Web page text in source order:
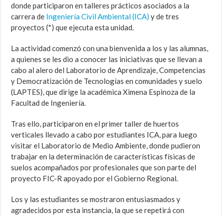
donde participaron en talleres prácticos asociados a la
carrera de Ingeniería Civil Ambiental (ICA) y de tres
proyectos (*) que ejecuta esta unidad.
La actividad comenzó con una bienvenida a los y las alumnas,
a quienes se les dio a conocer las iniciativas que se llevan a
cabo al alero del Laboratorio de Aprendizaje, Competencias
y Democratización de Tecnologías en comunidades y suelo
(LAPTES), que dirige la académica Ximena Espinoza de la
Facultad de Ingeniería.
Tras ello, participaron en el primer taller de huertos
verticales llevado a cabo por estudiantes ICA, para luego
visitar el Laboratorio de Medio Ambiente, donde pudieron
trabajar en la determinación de características físicas de
suelos acompañados por profesionales que son parte del
proyecto FIC-R apoyado por el Gobierno Regional.
Los y las estudiantes se mostraron entusiasmados y
agradecidos por esta instancia, la que se repetirá con